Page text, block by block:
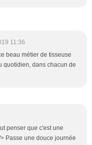
11:36
beau métier de tisseuse
quotidien, dans chacun de
penser que c'est une
Passe une douce journée